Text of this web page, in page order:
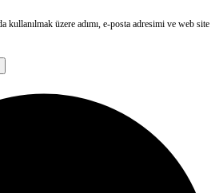
kullanılmak üzere adımı, e-posta adresimi ve web site